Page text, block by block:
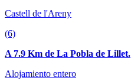
Castell de l'Areny
(6)
A 7.9 Km de La Pobla de Lillet.
Alojamiento entero